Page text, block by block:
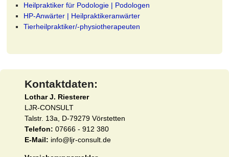
Heilpraktiker für Podologie | Podologen
HP-Anwärter | Heilpraktikeranwärter
Tierheilpraktiker/-physiotherapeuten
Kontaktdaten:
Lothar J. Riesterer
LJR-CONSULT
Talstr. 13a, D-79279 Vörstetten
Telefon: 07666 - 912 380
E-Mail: info@ljr-consult.de